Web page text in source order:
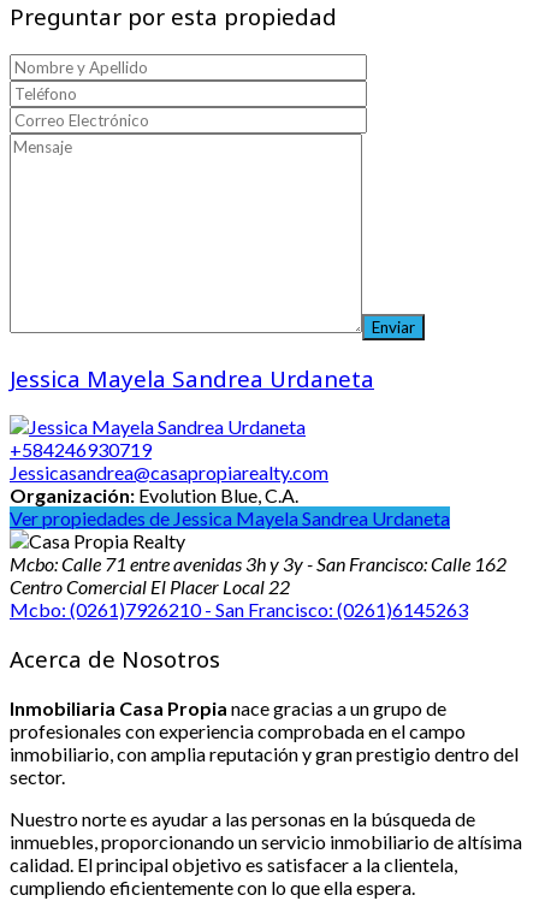
Preguntar por esta propiedad
Jessica Mayela Sandrea Urdaneta
+584246930719
Jessicasandrea@casapropiarealty.com
Organización: Evolution Blue, C.A.
Ver propiedades de Jessica Mayela Sandrea Urdaneta
Mcbo: Calle 71 entre avenidas 3h y 3y - San Francisco: Calle 162
Centro Comercial El Placer Local 22
Mcbo: (0261)7926210 - San Francisco: (0261)6145263
Acerca de Nosotros
Inmobiliaria Casa Propia nace gracias a un grupo de
profesionales con experiencia comprobada en el campo
inmobiliario, con amplia reputación y gran prestigio dentro del
sector.
Nuestro norte es ayudar a las personas en la búsqueda de
inmuebles, proporcionando un servicio inmobiliario de altísima
calidad. El principal objetivo es satisfacer a la clientela,
cumpliendo eficientemente con lo que ella espera.